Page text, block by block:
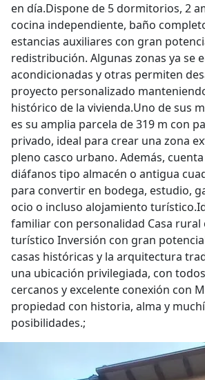
en día.Dispone de 5 dormitorios, 2
cocina independiente, baño
estancias auxiliares con gran
redistribución. Algunas zonas ya se
acondicionadas y otras permiten
proyecto personalizado
histórico de la vivienda.Uno de sus
es su amplia parcela de 319 m con
privado, ideal para crear una zona
pleno casco urbano. Además,
diáfanos tipo almacén o antigua
para convertir en bodega, estudio,
ocio o incluso alojamiento
familiar con personalidad Casa rural
turístico Inversión con gran
casas históricas y la arquitectura
una ubicación privilegiada, con
cercanos y excelente conexión con
propiedad con historia, alma y
posibilidades.;